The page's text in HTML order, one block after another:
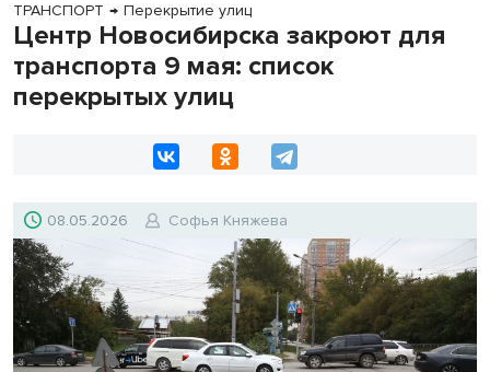
ТРАНСПОРТ → Перекрытие улиц
Центр Новосибирска закроют для
транспорта 9 мая: список
перекрытых улиц
08.05.2026 Софья Княжева